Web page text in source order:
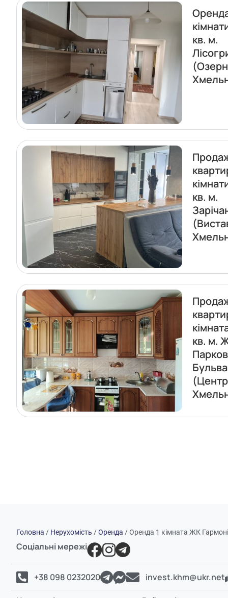
кв. м.
кв. м.
кв. м.
Головна / Нерухомість /Оренда /Оренда 1 кімната ЖК
Соціальні мережі
+38 098 0232020 invest.khm@ukr.net